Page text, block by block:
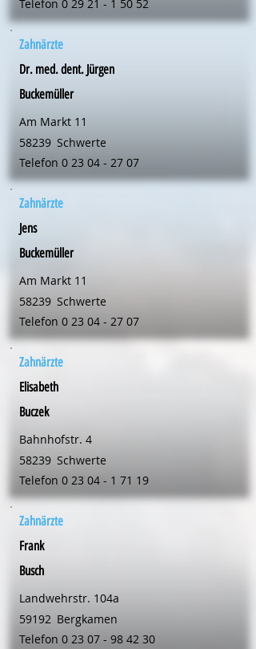
Telefon 0 29 21 - 1 50 52
Zahnärzte
Dr. med. dent. Jürgen
Buckemüller
Am Markt 11
58239 Schwerte
Telefon 0 23 04 - 27 07
Zahnärzte
Jens
Buckemüller
Am Markt 11
58239 Schwerte
Telefon 0 23 04 - 27 07
Zahnärzte
Elisabeth
Buczek
Bahnhofstr. 4
58239 Schwerte
Telefon 0 23 04 - 1 71 19
Zahnärzte
Frank
Busch
Landwehrstr. 104a
59192 Bergkamen
Telefon 0 23 07 - 98 42 30